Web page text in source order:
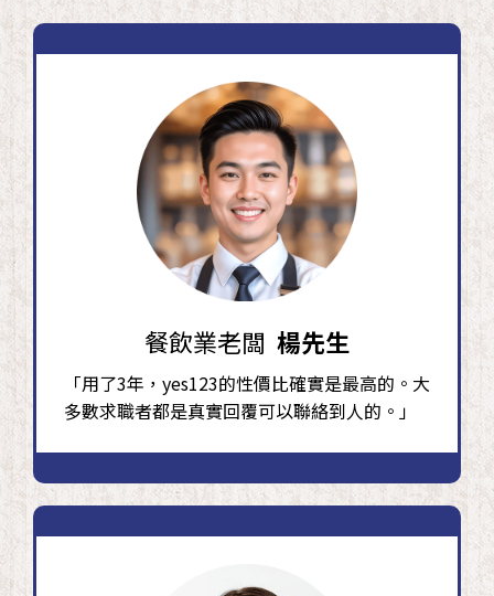
餐飲業老闆 楊先生
「用了3年，yes123的性價比確實是最高的。大
多數求職者都是真實回覆可以聯絡到人的。」